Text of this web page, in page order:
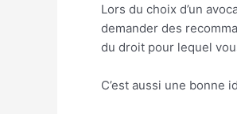
Lors du choix d’un
demander des
du droit pour lequel
C’est aussi une